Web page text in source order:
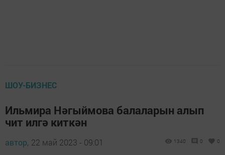
ШОУ-БИЗНЕС
Ильмира Нәгыймова балаларын алып
чит илгә киткән
автор, 22 май 2023 - 09:01 1340 0 0